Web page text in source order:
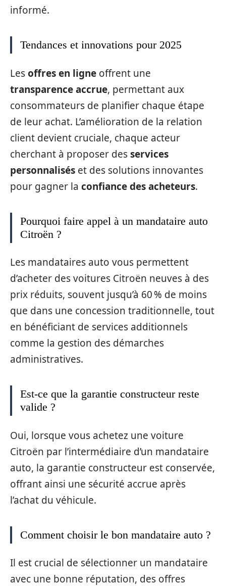
informé.
Tendances et innovations pour 2025
Lesoffres en ligne offrent une
transparence accrue, permettant aux
consommateurs de planifier chaque étape
de leur achat. L’amélioration de la relation
client devient cruciale, chaque acteur
cherchant à proposer desservices
personnalisés et des solutions innovantes
pour gagner la confiance des acheteurs.
Pourquoi faire appel à un mandataire auto
Citroën ?
Les mandataires auto vous permettent
d’acheter des voitures Citroën neuves à des
prix réduits, souvent jusqu’à 60 % de moins
que dans une concession traditionnelle, tout
en bénéficiant de services additionnels
comme la gestion des démarches
administratives.
Est-ce que la garantie constructeur reste
valide ?
Oui, lorsque vous achetez une voiture
Citroën par l’intermédiaire d’un mandataire
auto, la garantie constructeur est conservée,
offrant ainsi une sécurité accrue après
l’achat du véhicule.
Comment choisir le bon mandataire auto ?
Il est crucial de sélectionner un mandataire
avec une bonne réputation, des offres